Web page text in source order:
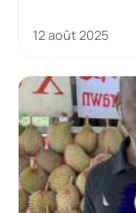
12 août 2025